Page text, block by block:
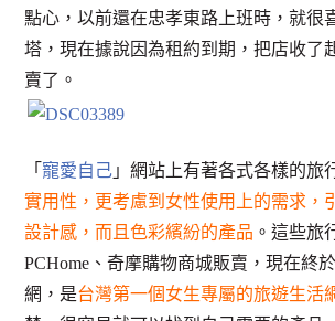
點心，以前還在忠孝東路上班時，就很
塔，現在據說因為租約到期，把店收了
賣了。
「寵愛自己 」網站上有著各式各樣的旅
實用性，更考慮到女性使用上的需求，
設計感，而且色彩繽紛的產品 。這些旅
PCHome、奇摩購物商城販賣，現在終
網，是台灣第一個女生專屬的旅遊生活